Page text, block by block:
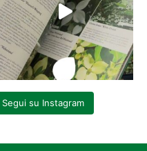
Segui su Instagram